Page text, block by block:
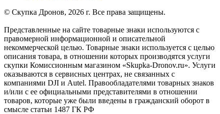
©️ Скупка Дронов, 2026 г. Все права защищены.
Представленные на сайте товарные знаки используются с
правомерной информационной и описательной
некоммерческой целью. Товарные знаки используется с целью
описания товара, в отношении которых производятся услуги
скупки Комиссионным магазином «Skupka-Dronov.ru». Услуги
оказываются в сервисных центрах, не связанных с
компаниями DJI и Autel. Правообладателями товарных знаков
и/или с ее официальными представителями в отношении
товаров, которые уже были введены в гражданский оборот в
смысле статьи 1487 ГК РФ